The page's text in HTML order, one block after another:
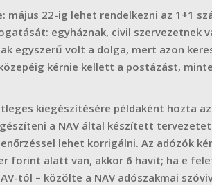
május 22-ig lehet rendelkezni az 1+1
egyháznak, civil szervezetnek
egyszerű volt a dolga, mert azon
kérnie kellett a postázást,
kiegészítésére példaként hozta
a NAV által készített
lehet korrigálni. Az adózók
forint alatt van, akkor 6 havit; ha e
tól – közölte a NAV adószakmai